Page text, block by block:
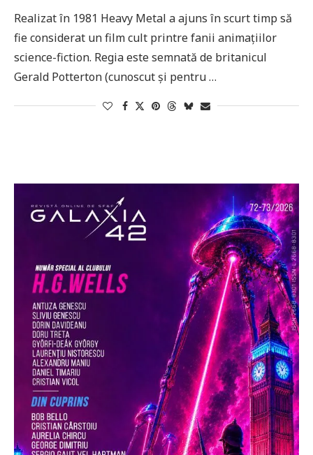
Realizat în 1981 Heavy Metal a ajuns în scurt timp să
fie considerat un film cult printre fanii animațiilor
science-fiction. Regia este semnată de britanicul
Gerald Potterton (cunoscut și pentru …